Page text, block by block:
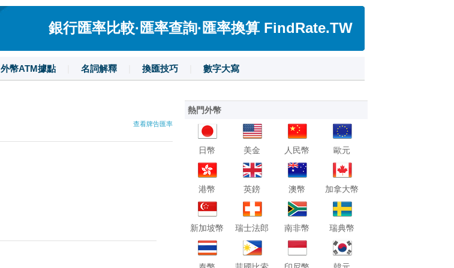
銀行匯率比較·匯率查詢·匯率換算 FindRate.TW
外幣ATM據點 名詞解釋 換匯技巧 數字大寫
查看牌告匯率
熱門外幣
日幣 美金 人民幣 歐元
港幣 英鎊 澳幣 加拿大幣
新加坡幣 瑞士法郎 南非幣 瑞典幣